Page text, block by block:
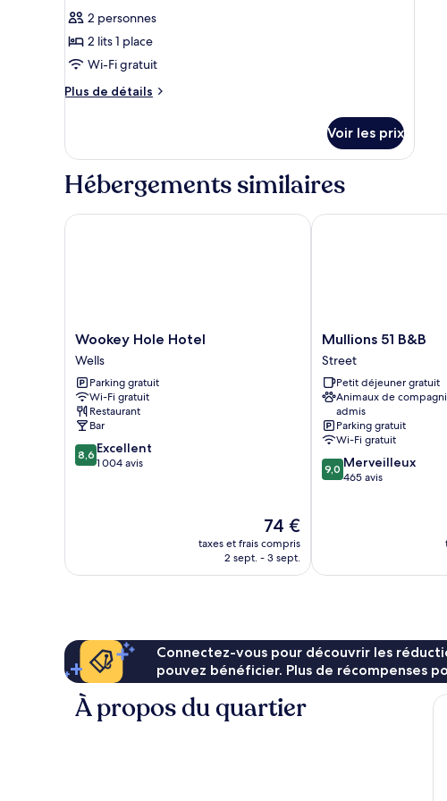
photos
pour
ce
type
de
Supérieure
Double
ou
avec
2 personnes
2 lits 1 place
Wi-Fi gratuit
Plus de détails
Plus
le
type
de
Chambre
Voir les prix
Hébergements similaires
Wookey
Hole
Hotel
Wells
Wookey Hole Hotel
Wells
Parking gratuit
Wi-Fi gratuit
Restaurant
Bar
8.6
sur
8,6 Excellent
1 004 avis
Le
nouveau
prix
74 €
taxes et frais compris
2 sept. - 3 sept.
Wookey Hole Hotel
Mullions
51
B&B
Street
Mullions 51 B&B
Street
Petit déjeuner gratuit
Animaux de
admis
Parking gratuit
Wi-Fi gratuit
9.0
sur
9,0 Merveilleux
465 avis
Mullions 51 B&B
Connectez-vous pour découvrir les
pouvez bénéficier. Plus de récompenses
À propos du quartier